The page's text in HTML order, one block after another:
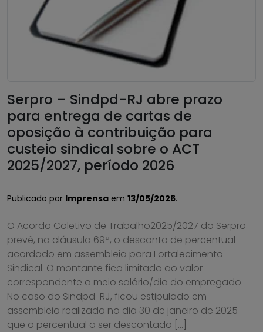
Serpro – Sindpd-RJ abre prazo
para entrega de cartas de
oposição à contribuição para
custeio sindical sobre o ACT
2025/2027, período 2026
Publicado por Imprensa em 13/05/2026.
O Acordo Coletivo de Trabalho2025/2027 do Serpro
prevê, na cláusula 69ª, o desconto de percentual
acordado em assembleia para Fortalecimento
Sindical. O montante fica limitado ao valor
correspondente a meio salário/dia do empregado.
No caso do Sindpd-RJ, ficou estipulado em
assembleia realizada no dia 30 de janeiro de 2025
que o percentual a ser descontado […]